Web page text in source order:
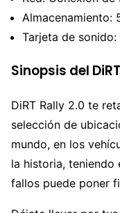
Almacenamiento:
Tarjeta de
Sinopsis del
DiRT Rally 2.0 te
selección de
mundo, en los
la historia, teniendo
fallos puede poner